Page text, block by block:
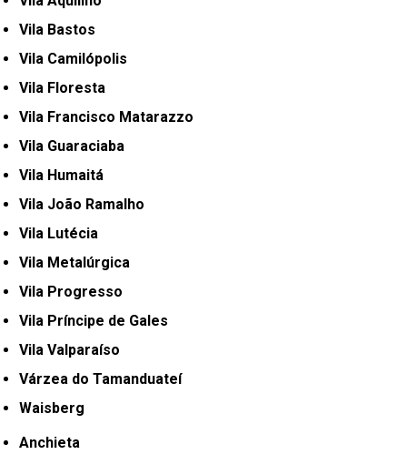
Vila Bastos
Vila Camilópolis
Vila Floresta
Vila Francisco Matarazzo
Vila Guaraciaba
Vila Humaitá
Vila João Ramalho
Vila Lutécia
Vila Metalúrgica
Vila Progresso
Vila Príncipe de Gales
Vila Valparaíso
Várzea do Tamanduateí
Waisberg
Anchieta